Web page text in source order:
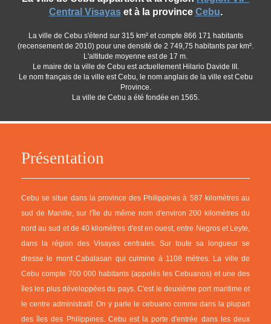
Présentation
Cebu se situe dans la province des Philippines à 587 kilomètres au
sud de Manille, sur l'île du même nom d'environ 200 kilomètres du
nord au sud et de 40 kilomètres d'est en ouest, entre Negros et Leyte,
dans la région des Visayas centrales. Sur toute sa longueur se
dresse le mont Cabalasan qui culmine à 1108 mètres. La ville de
Cebu compte 700 000 habitants (appelés les Cebuanos) et une des
îles les plus développées du pays. C'est le deuxième port maritime et
le centre administratif. On y parle le cebuano comme dans la plupart
des îles des Philippines. Cebu est la porte d'entrée dans les deux
Central Visayaset à la province Cebu.
La ville de Cebu s'étend sur 315 km² et compte 866 171 habitants
(recensement de 2010) pour une densité de 2 749,75 habitants par km².
L'altitude moyenne est de 17 m.
Le maire de la ville de Cebu est actuellement Hilario Davide III.
Le nom français de la ville est Cebu, le nom anglais de la ville est Cebu
Province.
La ville de Cebu a été fondée en 1565.